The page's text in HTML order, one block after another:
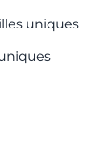
uniques